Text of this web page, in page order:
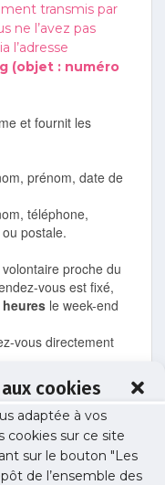
cookies
adaptée à vos
cookies sur ce site
sur le bouton "Les
de l’ensemble des
transmis par
ne l’avez pas
l’adresse
(objet : numéro
et fournit les
prénom, date de
téléphone,
postale.
proche du
vous est fixé,
heures le week-end
vous directement
les résultats du
de